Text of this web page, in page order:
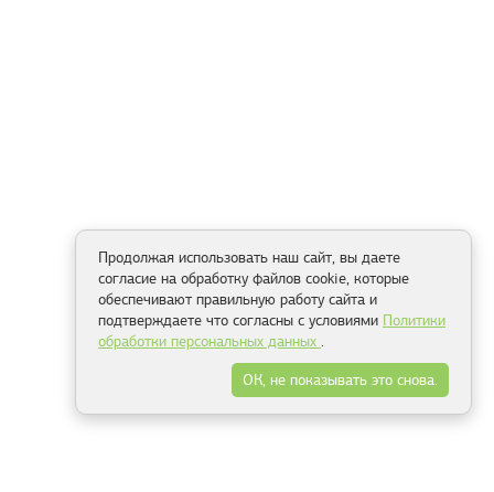
Продолжая использовать наш сайт, вы даете
согласие на обработку файлов cookie, которые
обеспечивают правильную работу сайта и
подтверждаете что согласны с условиями Политики
обработки персональных данных .
ОК, не показывать это снова.